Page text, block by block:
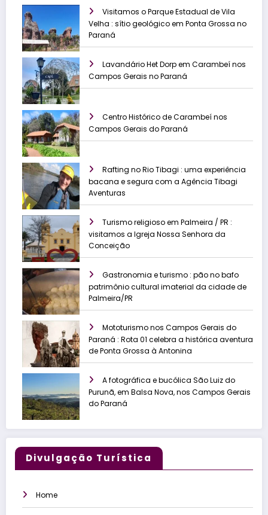
Visitamos o Parque Estadual de Vila
Velha : sítio geológico em Ponta Grossa no
Paraná
Lavandário Het Dorp em Carambeí nos
Campos Gerais no Paraná
Centro Histórico de Carambeí nos
Campos Gerais do Paraná
Rafting no Rio Tibagi : uma experiência
bacana e segura com a Agência Tibagi
Aventuras
Turismo religioso em Palmeira / PR :
visitamos a Igreja Nossa Senhora da
Conceição
Gastronomia e turismo : pão no bafo
patrimônio cultural imaterial da cidade de
Palmeira/PR
Mototurismo nos Campos Gerais do
Paraná : Rota 01 celebra a histórica aventura
de Ponta Grossa à Antonina
A fotográfica e bucólica São Luiz do
Purunã, em Balsa Nova, nos Campos Gerais
do Paraná
Divulgação Turística
Home